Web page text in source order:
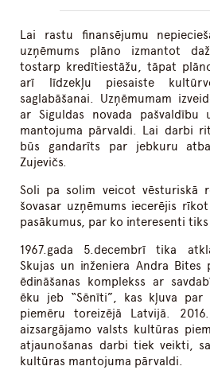
Lai rastu finansējumu
uzņēmums plāno izmantot
tostarp kredītiestāžu, tāpat
arī līdzekļu piesaiste
saglabāšanai. Uzņēmumam
ar Siguldas novada pašvaldību
mantojuma pārvaldi. Lai darbi
būs gandarīts par jebkuru
Zujevičs.
Soli pa solim veicot vēsturiskā
šovasar uzņēmums iecerējis
pasākumus, par ko interesenti
1967.gada 5.decembrī tika
Skujas un inženiera Andra Bites
ēdināšanas komplekss ar
ēku jeb “Sēnīti”, kas kļuva par
piemēru toreizējā Latvijā.
aizsargājamo valsts kultūras
atjaunošanas darbi tiek veikti,
kultūras mantojuma pārvaldi.